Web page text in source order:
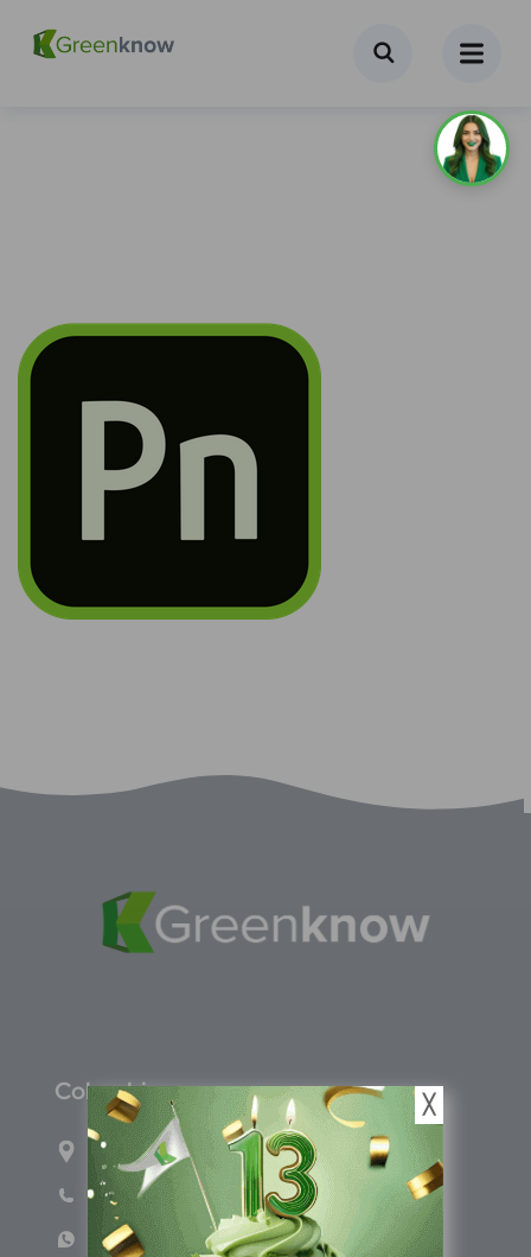
Colombia
Carrera 71G #117-67 INT 3 OFI 701
Teléfono: (601) 522 3869
WhatsApp: +57 317 4651554
╳